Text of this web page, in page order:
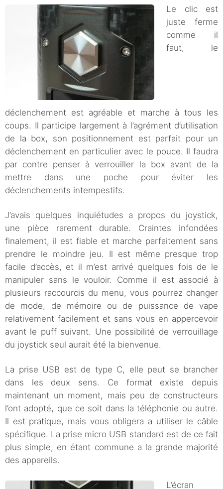
Le clic est
juste ferme
comme il
faut, le
déclenchement est agréable et marche à tous les
coups. Il participe largement à l’agrément d’utilisation
de la box, son positionnement est parfait pour un
déclenchement en particulier avec le pouce. Il faudra
par contre penser à verrouiller la box avant de la
mettre dans une poche pour éviter les
déclenchements intempestifs.
J’avais quelques inquiétudes a propos du joystick,
une pièce rarement durable. Craintes infondées
finalement, il est fiable et marche parfaitement sans
prendre le moindre jeu. Il est même presque trop
facile d’accès, et il m’est arrivé quelques fois de le
manipuler sans le vouloir. Comme il est associé à
plusieurs raccourcis du menu, vous pourrez changer
de mode, de mémoire ou de puissance de vape
relativement facilement et sans vous en appercevoir
avant le puff suivant. Une possibilité de verrouillage
du joystick seul aurait été la bienvenue.
La prise USB est de type C, elle peut se brancher
dans les deux sens. Ce format existe depuis
maintenant un moment, mais peu de constructeurs
l’ont adopté, que ce soit dans la téléphonie ou autre.
Il est pratique, mais vous obligera a utiliser le câble
spécifique. La prise micro USB standard est de ce fait
plus simple, en étant commune a la grande majorité
des appareils.
L’écran